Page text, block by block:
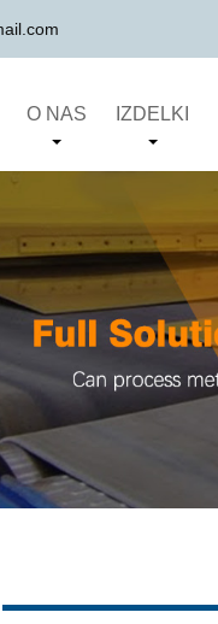
O NAS IZDELKI